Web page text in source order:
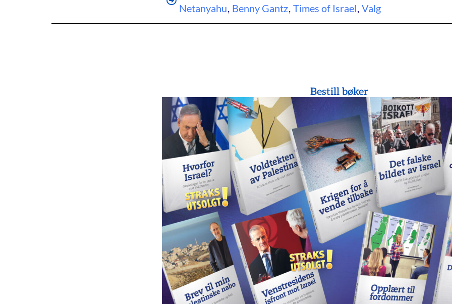
Netanyahu, Benny Gantz, Times of Israel, Valg
Bestill bøker